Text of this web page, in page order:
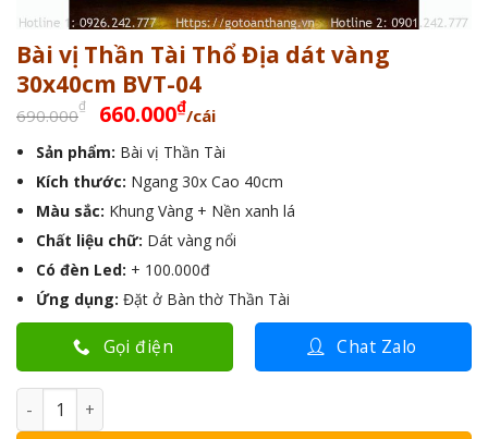
Bài vị Thần Tài Thổ Địa dát vàng
30x40cm BVT-04
690.000₫ Giá
là:
690.000₫.
660.000₫Giá
tại
là:
660.000₫.
/cái
Sản phẩm: Bài vị Thần Tài
Kích thước: Ngang 30x Cao 40cm
Màu sắc: Khung Vàng + Nền xanh lá
Chất liệu chữ: Dát vàng nổi
Có đèn Led: + 100.000đ
Ứng dụng: Đặt ở Bàn thờ Thần Tài
Gọi điện Chat Zalo
Bài vị Thần Tài Thổ Địa dát vàng 30x40cm BVT-04 số lượng